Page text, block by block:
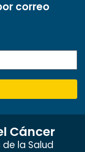
correo
Cáncer
la Salud